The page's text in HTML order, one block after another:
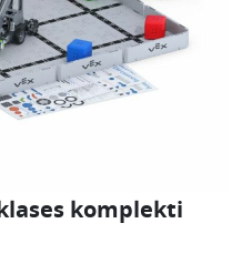
komplekti